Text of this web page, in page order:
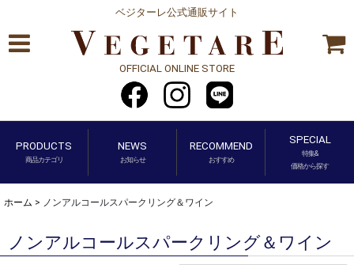
ベジターレ公式通販サイト
OFFICIAL ONLINE STORE
PRODUCTS
商品カテゴリ
NEWS
お知らせ
RECOMMEND
おすすめ
SPECIAL
特集&
価格から探す
ホーム > ノンアルコールスパークリング＆ワイン
ノンアルコールスパークリング＆ワイン